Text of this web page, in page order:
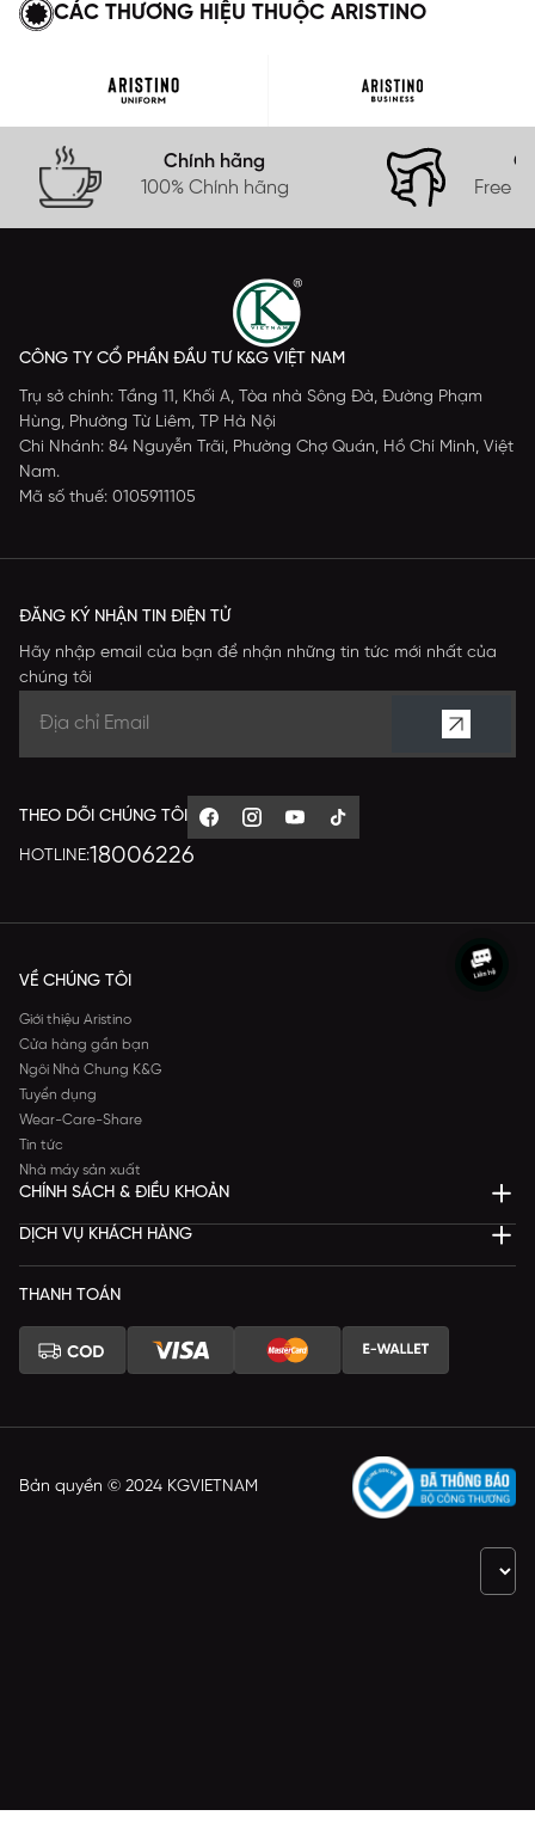
CÁC THƯƠNG HIỆU THUỘC ARISTINO
Chính hãng
100% Chính hãng
Free
CÔNG TY CỔ PHẦN ĐẦU TƯ K&G VIỆT NAM
Trụ sở chính: Tầng 11, Khối A, Tòa nhà Sông Đà, Đường Phạm
Hùng, Phường Từ Liêm, TP Hà Nội
Chi Nhánh: 84 Nguyễn Trãi, Phường Chợ Quán, Hồ Chí Minh, Việt
Nam.
Mã số thuế: 0105911105
ĐĂNG KÝ NHẬN TIN ĐIỆN TỬ
Hãy nhập email của bạn để nhận những tin tức mới nhất của
chúng tôi
THEO DÕI CHÚNG TÔI
HOTLINE:18006226
VỀ CHÚNG TÔI
Giới thiệu Aristino
Cửa hàng gần bạn
Ngôi Nhà Chung K&G
Tuyển dụng
Wear-Care-Share
Tin tức
Nhà máy sản xuất
CHÍNH SÁCH & ĐIỀU KHOẢN
DỊCH VỤ KHÁCH HÀNG
THANH TOÁN
Bản quyền © 2024 KGVIETNAM